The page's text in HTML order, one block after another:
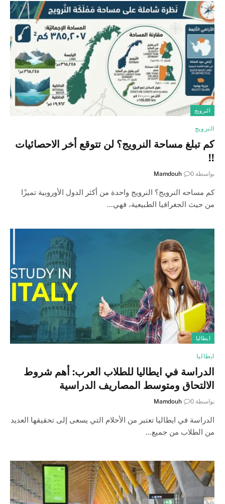
النرويج
النرويج
كم تبلغ مساحة النرويج؟ لن تتوقع أخر الاحصائيات
!!
بواسطة Mamdouh 0
كم مساحه النرويج؟ النرويج واحدة من أكثر الدول الأوروبية تميزًا
من حيث الجغرافيا الطبيعية، فهي…
ايطاليا
ايطاليا
الدراسة في ايطاليا للطلاب العرب: أهم شروط
الالتحاق ومتوسط المصاريف الدراسية
بواسطة Mamdouh 0
الدراسة في ايطاليا تعتبر من الأحلام التي يسعى إلى تحقيقها العديد
من الطلاب من جميع…